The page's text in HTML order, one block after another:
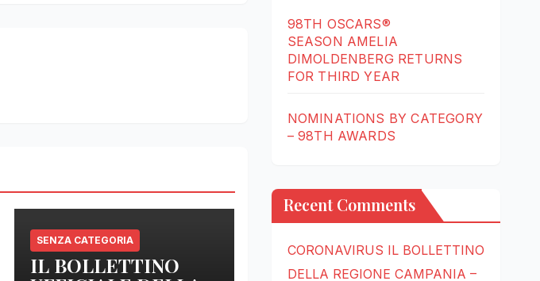
SENZA CATEGORIA
IL BOLLETTINO
98TH OSCARS®
SEASON AMELIA
DIMOLDENBERG RETURNS
FOR THIRD YEAR
NOMINATIONS BY CATEGORY
– 98TH AWARDS
Recent Comments
CORONAVIRUS IL BOLLETTINO
DELLA REGIONE CAMPANIA –